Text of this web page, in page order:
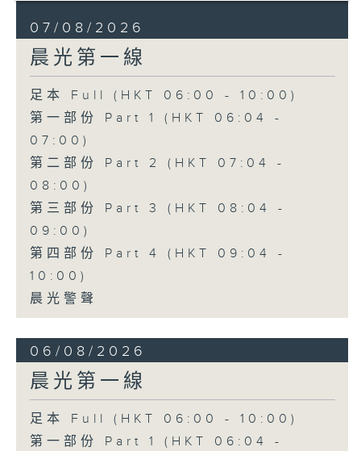
07/08/2026
晨光第一線
足本 Full (HKT 06:00 - 10:00)
第一部份 Part 1 (HKT 06:04 -
07:00)
第二部份 Part 2 (HKT 07:04 -
08:00)
第三部份 Part 3 (HKT 08:04 -
09:00)
第四部份 Part 4 (HKT 09:04 -
10:00)
晨光警聲
06/08/2026
晨光第一線
足本 Full (HKT 06:00 - 10:00)
第一部份 Part 1 (HKT 06:04 -